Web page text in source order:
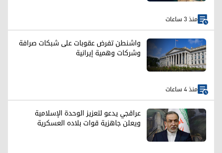
منذ 3 ساعات
واشنطن تفرض عقوبات على شبكات صرافة
وشركات وهمية إيرانية
منذ 4 ساعات
عراقجي يدعو لتعزيز الوحدة الإسلامية
ويعلن جاهزية قوات بلاده العسكرية